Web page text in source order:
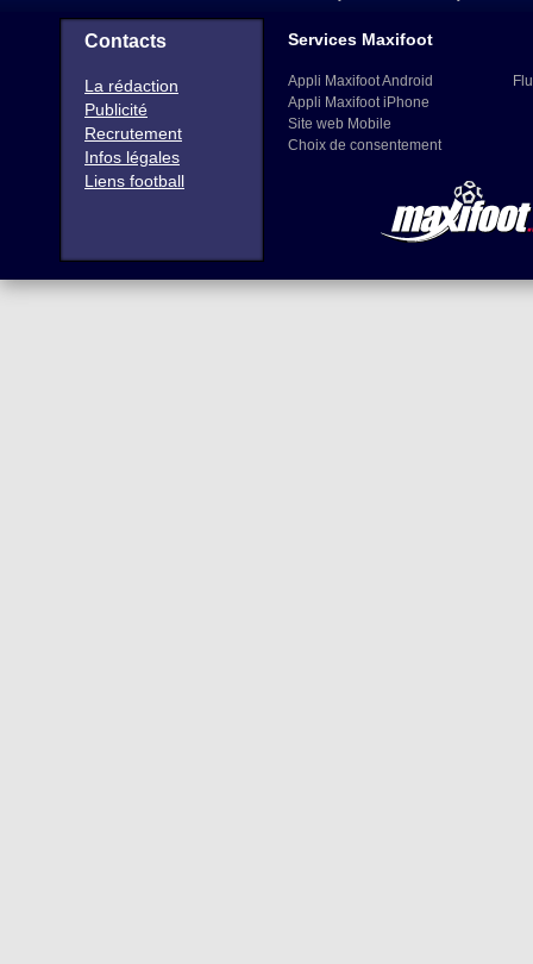
Contacts
La rédaction
Publicité
Recrutement
Infos légales
Liens football
Services Maxifoot
Appli Maxifoot Android
Appli Maxifoot iPhone
Site web Mobile
Choix de consentement